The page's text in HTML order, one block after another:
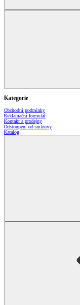
Kategorie
Obchodní podmínky
Reklamační formulář
Kontakt a prodejny
Odstoupení od smlouvy
Katalog